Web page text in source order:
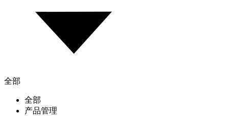
全部
全部
产品管理